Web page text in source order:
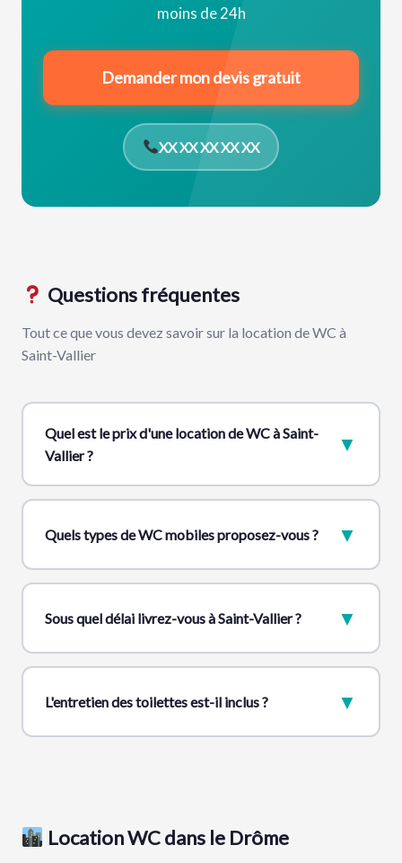
moins de 24h
Demander mon devis gratuit
XX XX XX XX XX
Questions fréquentes
Tout ce que vous devez savoir sur la location de WC à
Saint-Vallier
Quel est le prix d'une location de WC à Saint-
Vallier ?
▼
Quels types de WC mobiles proposez-vous ? ▼
Sous quel délai livrez-vous à Saint-Vallier ? ▼
L'entretien des toilettes est-il inclus ? ▼
Location WC dans le Drôme